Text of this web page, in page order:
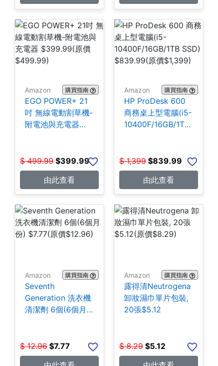
Amazon 購買指南
EGO POWER+ 21
吋 無線電動割草機-
附電池與充電器
$ 499.99 $399.99
由此查看
Amazon 購買指南
HP ProDesk 600
商務桌上型電腦(i5-
10400F/16GB/1TB
$ 1,399 $839.99
由此查看
Amazon 購買指南
Seventh
Generation 洗衣機
清潔劑 6個(6個月
$ 12.96 $7.77
Amazon 購買指南
露得清Neutrogena
卸妝濕巾單片包裝,
20張$5.12
$ 8.29 $5.12